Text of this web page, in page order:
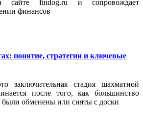
сайте findog.ru и сопровождает
финансов
понятие, стратегии и ключевые
заключительная стадия шахматной
после того, как большинство
были обменены или сняты с доски